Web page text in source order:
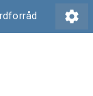
settings